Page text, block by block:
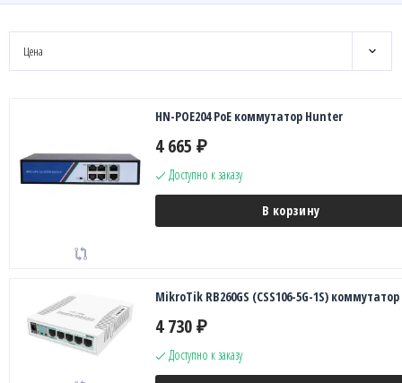
Цена
HN-POE204 PoE коммутатор Hunter
4 665 ₽
Доступно к заказу
В корзину
MikroTik RB260GS (CSS106-5G-1S) коммутатор
4 730 ₽
Доступно к заказу